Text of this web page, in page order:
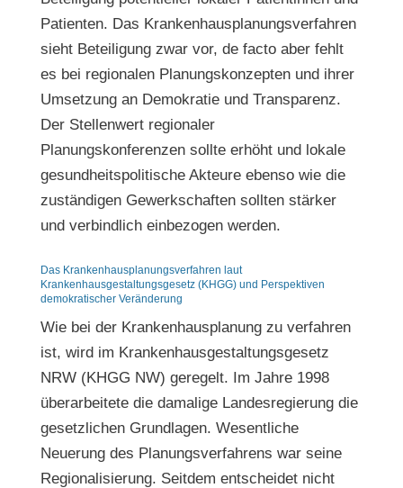
Patienten. Das Krankenhausplanungsverfahren
sieht Beteiligung zwar vor, de facto aber fehlt
es bei regionalen Planungskonzepten und ihrer
Umsetzung an Demokratie und Transparenz.
Der Stellenwert regionaler
Planungskonferenzen sollte erhöht und lokale
gesundheitspolitische Akteure ebenso wie die
zuständigen Gewerkschaften sollten stärker
und verbindlich einbezogen werden.
Das Krankenhausplanungsverfahren laut
Krankenhausgestaltungsgesetz (KHGG) und Perspektiven
demokratischer Veränderung
Wie bei der Krankenhausplanung zu verfahren
ist, wird im Krankenhausgestaltungsgesetz
NRW (KHGG NW) geregelt. Im Jahre 1998
überarbeitete die damalige Landesregierung die
gesetzlichen Grundlagen. Wesentliche
Neuerung des Planungsverfahrens war seine
Regionalisierung. Seitdem entscheidet nicht